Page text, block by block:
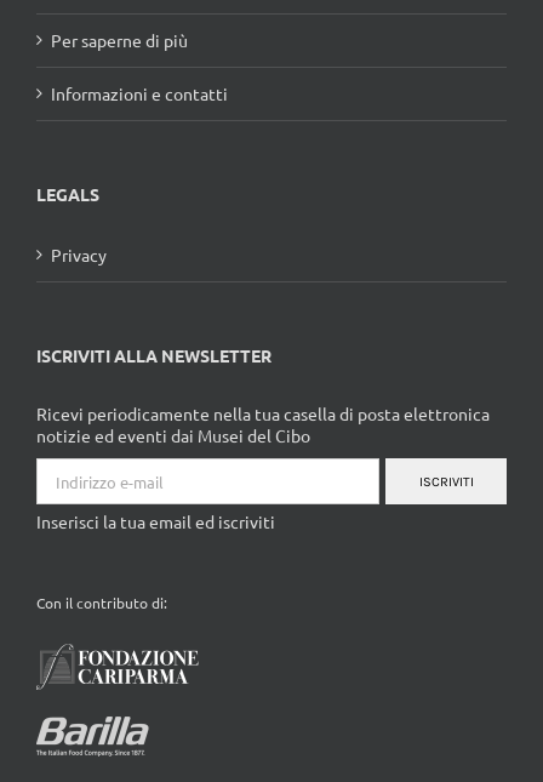
Per saperne di più
Informazioni e contatti
LEGALS
Privacy
ISCRIVITI ALLA NEWSLETTER
Ricevi periodicamente nella tua casella di posta elettronica
notizie ed eventi dai Musei del Cibo
ISCRIVITI
Inserisci la tua email ed iscriviti
Con il contributo di: